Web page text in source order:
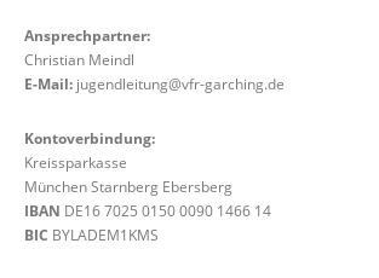
Ansprechpartner:
Christian Meindl
E-Mail: jugendleitung@vfr-garching.de
Kontoverbindung:
Kreissparkasse
München Starnberg Ebersberg
IBAN DE16 7025 0150 0090 1466 14
BIC BYLADEM1KMS